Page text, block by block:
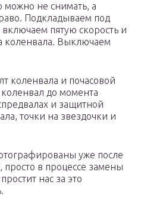
можно не снимать, а
Подкладываем под
пятую скорость и
коленвала. Выключаем
коленвала и почасовой
до момента
и защитной
точки на звездочки и
уже после
просто в процессе замены
нас за это